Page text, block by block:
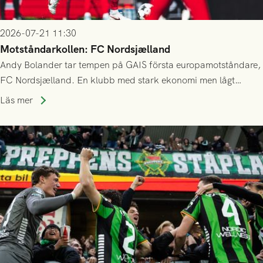
2026-07-21 11:30
Motståndarkollen: FC Nordsjælland
Andy Bolander tar tempen på GAIS första europamotståndare,
FC Nordsjælland. En klubb med stark ekonomi men lågt
publiksnitt, ett lag med både kollektiv styrka och individuell
Läs mer